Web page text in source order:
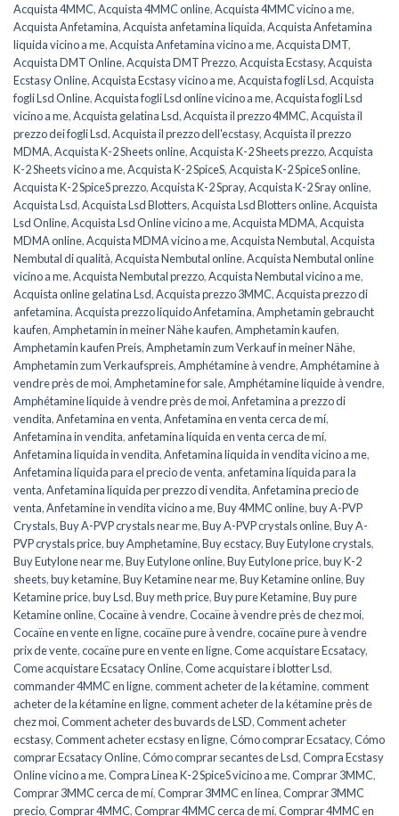
Acquista 4MMC,Acquista 4MMC online,Acquista 4MMC vicino a me,
Acquista Anfetamina,Acquista anfetamina liquida,Acquista Anfetamina
liquida vicino a me,Acquista Anfetamina vicino a me,Acquista DMT,
Acquista DMT Online,Acquista DMT Prezzo,Acquista Ecstasy,Acquista
Ecstasy Online,Acquista Ecstasy vicino a me,Acquista fogli Lsd,Acquista
fogli Lsd Online,Acquista fogli Lsd online vicino a me,Acquista fogli Lsd
vicino a me,Acquista gelatina Lsd,Acquista il prezzo 4MMC,Acquista il
prezzo dei fogli Lsd,Acquista il prezzo dell'ecstasy,Acquista il prezzo
MDMA,Acquista K-2 Sheets online,Acquista K-2 Sheets prezzo,Acquista
K-2 Sheets vicino a me,Acquista K-2 SpiceS,Acquista K-2 SpiceS online,
Acquista K-2 SpiceS prezzo,Acquista K-2 Spray,Acquista K-2 Sray online,
Acquista Lsd,Acquista Lsd Blotters,Acquista Lsd Blotters online,Acquista
Lsd Online,Acquista Lsd Online vicino a me,Acquista MDMA,Acquista
MDMA online,Acquista MDMA vicino a me,Acquista Nembutal,Acquista
Nembutal di qualità,Acquista Nembutal online,Acquista Nembutal online
vicino a me,Acquista Nembutal prezzo,Acquista Nembutal vicino a me,
Acquista online gelatina Lsd,Acquista prezzo 3MMC,Acquista prezzo di
anfetamina,Acquista prezzo liquido Anfetamina,Amphetamin gebraucht
kaufen,Amphetamin in meiner Nähe kaufen,Amphetamin kaufen,
Amphetamin kaufen Preis,Amphetamin zum Verkauf in meiner Nähe,
Amphetamin zum Verkaufspreis,Amphétamine à vendre,Amphétamine à
vendre près de moi,Amphetamine for sale,Amphétamine liquide à vendre,
Amphétamine liquide à vendre près de moi,Anfetamina a prezzo di
vendita,Anfetamina en venta,Anfetamina en venta cerca de mí,
Anfetamina in vendita, anfetamina líquida en venta cerca de mí,
Anfetamina liquida in vendita,Anfetamina liquida in vendita vicino a me,
Anfetamina líquida para el precio de venta, anfetamina líquida para la
venta,Anfetamina liquida per prezzo di vendita,Anfetamina precio de
venta,Anfetamine in vendita vicino a me,Buy 4MMC online,buy A-PVP
Crystals,Buy A-PVP crystals near me,Buy A-PVP crystals online,Buy A-
PVP crystals price,buy Amphetamine,Buy ecstacy,Buy Eutylone crystals,
Buy Eutylone near me,Buy Eutylone online,Buy Eutylone price,buy K-2
sheets,buy ketamine,Buy Ketamine near me,Buy Ketamine online,Buy
Ketamine price,buy Lsd,Buy meth price,Buy pure Ketamine,Buy pure
Ketamine online,Cocaïne à vendre,Cocaïne à vendre près de chez moi,
Cocaïne en vente en ligne,cocaïne pure à vendre,cocaïne pure à vendre
prix de vente,cocaïne pure en vente en ligne,Come acquistare Ecsatacy,
Come acquistare Ecsatacy Online,Come acquistare i blotter Lsd,
commander 4MMC en ligne,comment acheter de la kétamine,comment
acheter de la kétamine en ligne,comment acheter de la kétamine près de
chez moi,Comment acheter des buvards de LSD,Comment acheter
ecstasy,Comment acheter ecstasy en ligne,Cómo comprar Ecsatacy,Cómo
comprar Ecsatacy Online,Cómo comprar secantes de Lsd,Compra Ecstasy
Online vicino a me,Compra Linea K-2 SpiceS vicino a me,Comprar 3MMC,
Comprar 3MMC cerca de mí,Comprar 3MMC en línea,Comprar 3MMC
precio,Comprar 4MMC,Comprar 4MMC cerca de mí,Comprar 4MMC en